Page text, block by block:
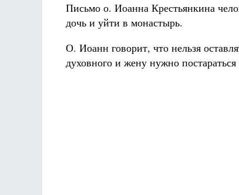
Письмо о. Иоанна Крестьянкина
дочь и уйти в монастырь.
О. Иоанн говорит, что нельзя
духовного и жену нужно